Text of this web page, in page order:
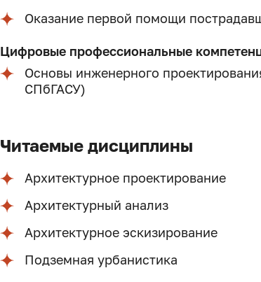
Оказание первой помощи
Цифровые профессиональные
Основы инженерного
СПбГАСУ)
Читаемые дисциплины
Архитектурное проектирование
Архитектурный анализ
Архитектурное эскизирование
Подземная урбанистика